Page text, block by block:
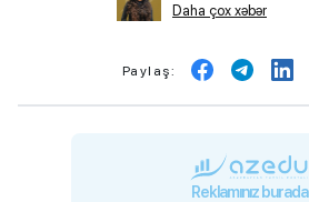
Daha çox xəbər
Paylaş:
Reklamınız burada